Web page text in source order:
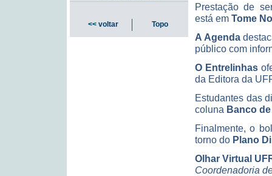
Prestação de
está em Tome
A Agenda
público com
O Entrelinhas
da Editora da
Estudantes das
coluna Banco
Finalmente, o
torno do Plano
Olhar Virtual
Coordenadoria
<< voltar Topo